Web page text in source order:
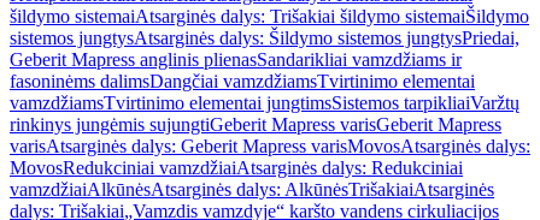
šildymo sistemaiAtsarginės dalys: Trišakiai šildymo sistemaiŠildymo
sistemos jungtysAtsarginės dalys: Šildymo sistemos jungtysPriedai,
Geberit Mapress anglinis plienasSandarikliai vamzdžiams ir
fasoninėms dalimsDangčiai vamzdžiamsTvirtinimo elementai
vamzdžiamsTvirtinimo elementai jungtimsSistemos tarpikliaiVaržtų
rinkinys jungėmis sujungtiGeberit Mapress varisGeberit Mapress
varisAtsarginės dalys: Geberit Mapress varisMovosAtsarginės dalys:
MovosRedukciniai vamzdžiaiAtsarginės dalys: Redukciniai
vamzdžiaiAlkūnėsAtsarginės dalys: AlkūnėsTrišakiaiAtsarginės
dalys: Trišakiai„Vamzdis vamzdyje“ karšto vandens cirkuliacijos